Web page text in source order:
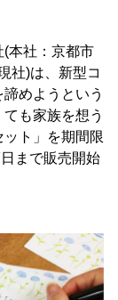
本社：京都市
社)は、新型コ
めようという
も家族を想う
ト」を期間限
まで販売開始